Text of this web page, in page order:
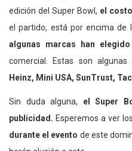
edición del Super Bowl, el
el partido, está por encima de
algunas marcas han
comercial. Estas son algunas
Heinz, Mini USA, SunTrust,
Sin duda alguna, el Super
publicidad. Esperemos a ver
durante el evento de este